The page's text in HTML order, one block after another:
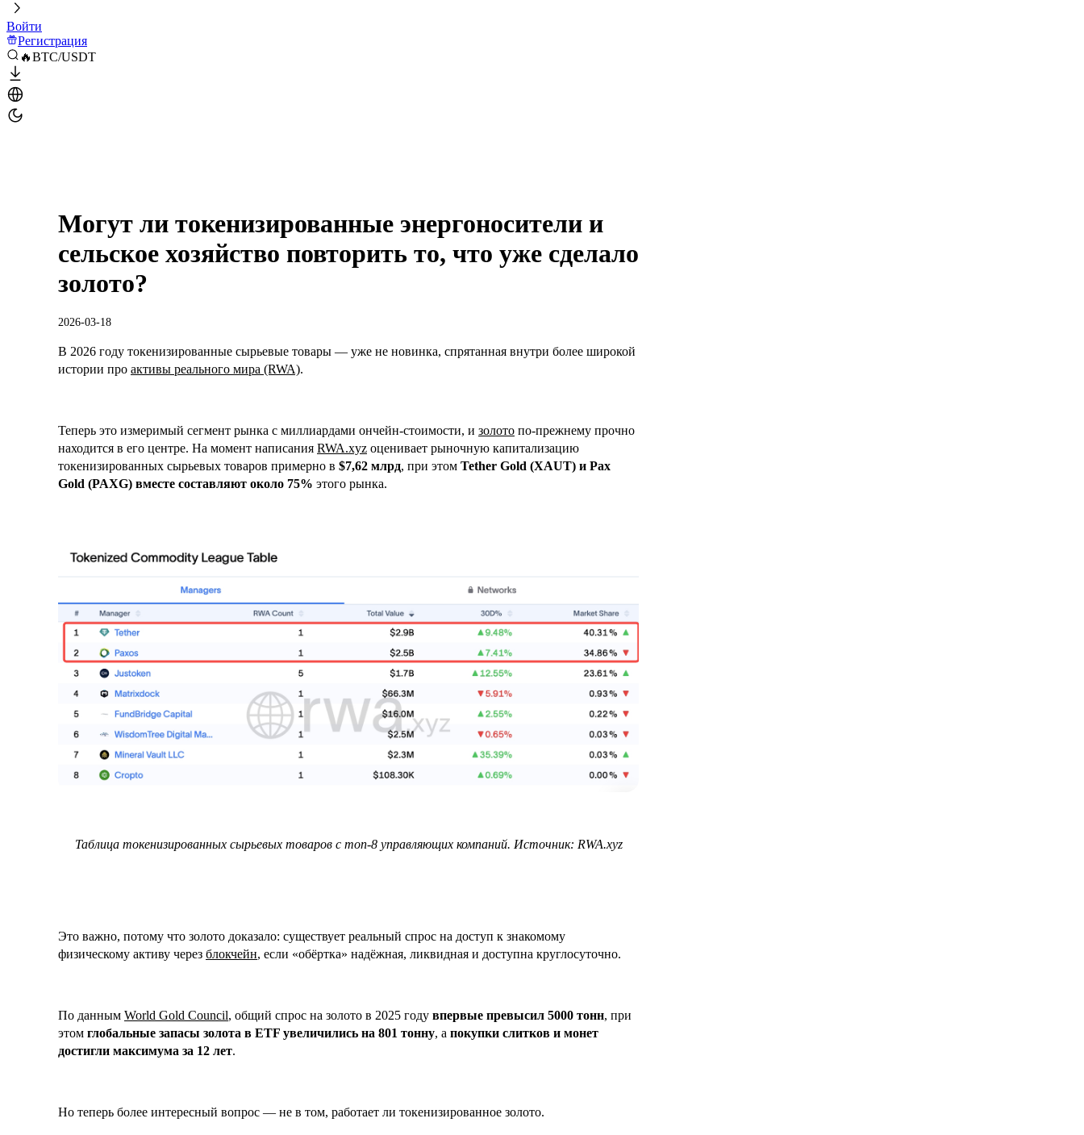
Войти
Регистрация
🔥BTC/USDT
Могут ли токенизированные энергоносители и
сельское хозяйство повторить то, что уже сделало
золото?
2026-03-18
В 2026 году токенизированные сырьевые товары — уже не новинка, спрятанная внутри более широкой
истории про активы реального мира (RWA).
Теперь это измеримый сегмент рынка с миллиардами ончейн-стоимости, и золото по‑прежнему прочно
находится в его центре. На момент написания RWA.xyz оценивает рыночную капитализацию
токенизированных сырьевых товаров примерно в $7,62 млрд, при этом Tether Gold (XAUT) и Pax
Gold (PAXG) вместе составляют около 75% этого рынка.
Таблица токенизированных сырьевых товаров с топ‑8 управляющих компаний. Источник: RWA.xyz
Это важно, потому что золото доказало: существует реальный спрос на доступ к знакомому
физическому активу через блокчейн, если «обёртка» надёжная, ликвидная и доступна круглосуточно.
По данным World Gold Council, общий спрос на золото в 2025 году впервые превысил 5000 тонн, при
этом глобальные запасы золота в ETF увеличились на 801 тонну, а покупки слитков и монет
достигли максимума за 12 лет.
Но теперь более интересный вопрос — не в том, работает ли токенизированное золото.